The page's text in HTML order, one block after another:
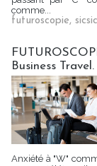
comme...
futuroscopie, sicsic
Business
Anxiété à "W"